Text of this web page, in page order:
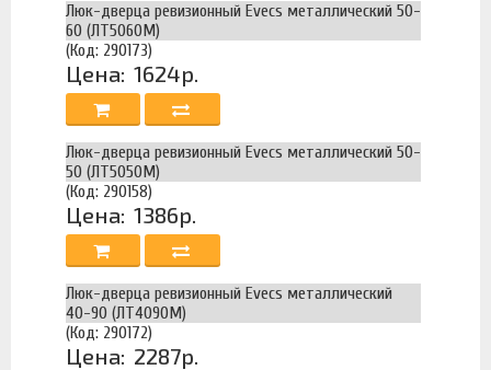
Люк-дверца ревизионный Evecs металлический 50-
60 (ЛТ5060М)
(Код: 290173)
Цена: 1624р.
Люк-дверца ревизионный Evecs металлический 50-
50 (ЛТ5050М)
(Код: 290158)
Цена: 1386р.
Люк-дверца ревизионный Evecs металлический
40-90 (ЛТ4090М)
(Код: 290172)
Цена: 2287р.